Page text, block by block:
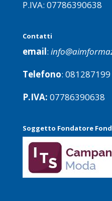
P.IVA: 07786390638
Contatti
email:
Telefono:
P.IVA: 07786390638
Soggetto Fondatore